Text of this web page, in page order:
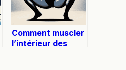
Comment muscler
l’intérieur des